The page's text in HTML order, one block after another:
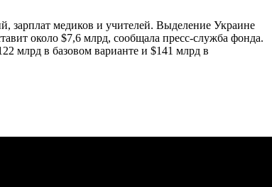
зарплат медиков и учителей. Выделение Украине
около $7,6 млрд, сообщала пресс-служба фонда.
млрд в базовом варианте и $141 млрд в